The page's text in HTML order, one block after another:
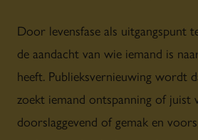
Door levensfase als uitgangspunt
de aandacht van wie iemand is
heeft. Publieksvernieuwing wordt
zoekt iemand ontspanning of juist
doorslaggevend of gemak en